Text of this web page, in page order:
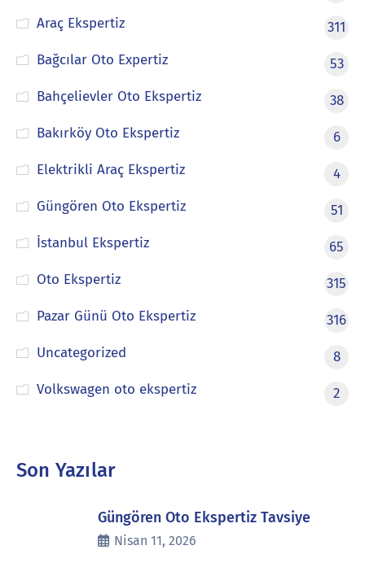
Araç Ekspertiz
311
Bağcılar Oto Expertiz
53
Bahçelievler Oto Ekspertiz
38
Bakırköy Oto Ekspertiz
6
Elektrikli Araç Ekspertiz
4
Güngören Oto Ekspertiz
51
İstanbul Ekspertiz
65
Oto Ekspertiz
315
Pazar Günü Oto Ekspertiz
316
Uncategorized
8
Volkswagen oto ekspertiz
2
Son Yazılar
Güngören Oto Ekspertiz Tavsiye
Nisan 11, 2026